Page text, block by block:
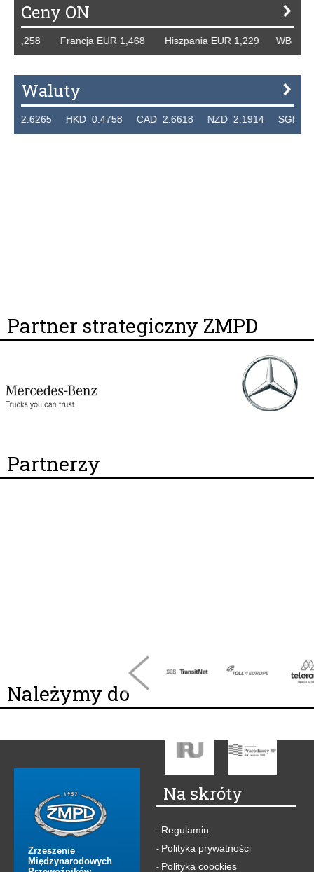
Ceny ON
Francja EUR 1,468 Hiszpania EUR 1,229 WB GBP
Waluty
HKD 0.4758 CAD 2.6618 NZD 2.1914 SGD
Partner strategiczny ZMPD
Partnerzy
Należymy do
Zrzeszenie
Międzynarodowych
Na skróty
- Regulamin
- Polityka prywatności
- Polityka coockies